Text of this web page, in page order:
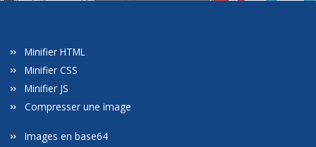
Minifier HTML
Minifier CSS
Minifier JS
Compresser une image
Images en base64